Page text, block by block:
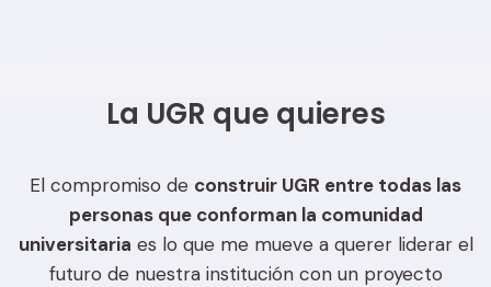
La UGR que quieres
El compromiso de construir UGR entre todas las
personas que conforman la comunidad
universitaria es lo que me mueve a querer liderar el
futuro de nuestra institución con un proyecto